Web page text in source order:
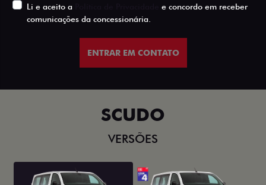
Li e aceito a
e concordo em receber
comunicações da concessionária.
ENTRAR EM CONTATO
SCUDO
VERSÕES